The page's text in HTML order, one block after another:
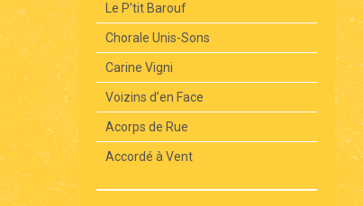
Le P’tit Barouf
Chorale Unis-Sons
Carine Vigni
Voizins d’en Face
Acorps de Rue
Accordé à Vent